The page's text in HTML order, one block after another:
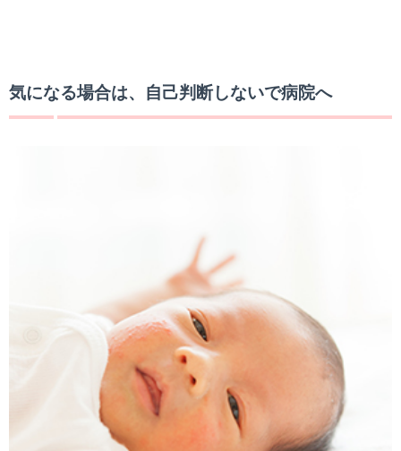
気になる場合は、自己判断しないで病院へ